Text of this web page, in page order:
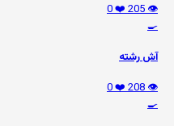
👁️ 205
❤️ 0
🍳
آش رشته
👁️ 208
❤️ 0
🍳